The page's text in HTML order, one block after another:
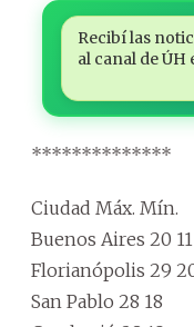
Recibí las
al canal de ÚH
**************
Ciudad Máx. Mín.
Buenos Aires 20 11
Florianópolis 29
San Pablo 28 18